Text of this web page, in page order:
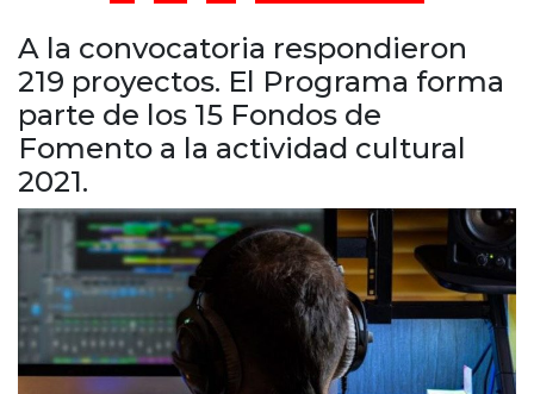
Cruz del Eje
Corredor de Ansenuza
La Carlota y zona
Laboulaye y sur
Bell Ville
A la convocatoria respondieron
219 proyectos. El Programa forma
parte de los 15 Fondos de
Fomento a la actividad cultural
2021.